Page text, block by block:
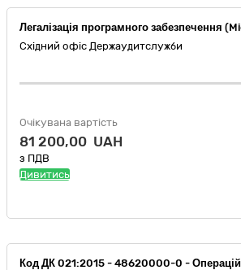
Східний офіс Держаудитслужби
Очікувана вартість
81 200,00 UAH
з ПДВ
Дивитись